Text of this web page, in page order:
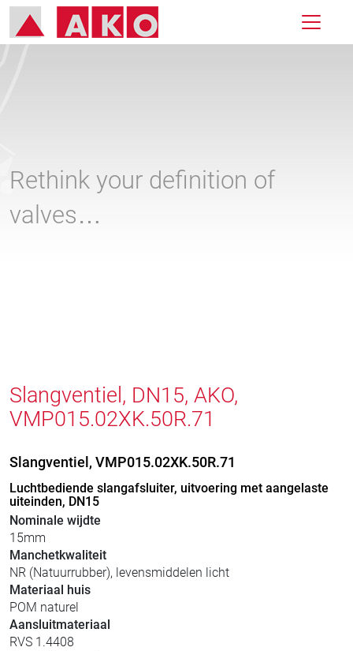
Rethink your definition of
valves…
Slangventiel, DN15, AKO,
VMP015.02XK.50R.71
Slangventiel, VMP015.02XK.50R.71
Luchtbediende slangafsluiter, uitvoering met aangelaste
uiteinden, DN15
Nominale wijdte
15mm
Manchetkwaliteit
NR (Natuurrubber), levensmiddelen licht
Materiaal huis
POM naturel
Aansluitmateriaal
RVS 1.4408